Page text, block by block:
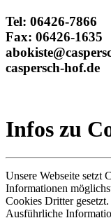
Tel: 06426-7866
Fax: 06426-1635
caspersch-hof.de
Infos zu
Unsere Webseite setzt
Informationen
Cookies Dritter gesetzt.
Ausführliche